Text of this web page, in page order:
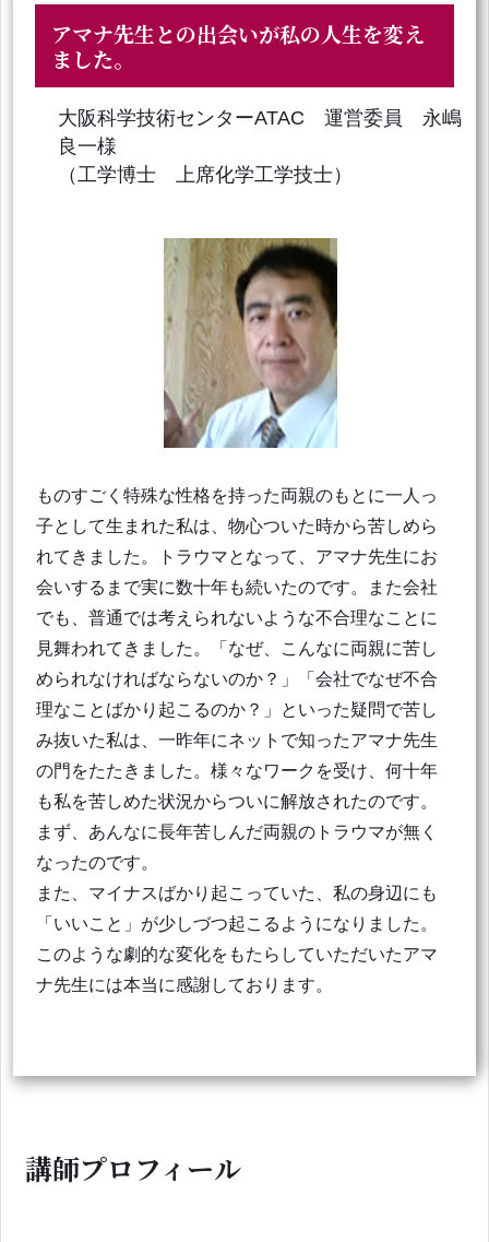
アマナ先生との出会いが私の人生を変え
ました。
大阪科学技術センターATAC 運営委員 永嶋
良一様
（工学博士 上席化学工学技士）
ものすごく特殊な性格を持った両親のもとに一人っ
子として生まれた私は、物心ついた時から苦しめら
れてきました。トラウマとなって、アマナ先生にお
会いするまで実に数十年も続いたのです。また会社
でも、普通では考えられないような不合理なことに
見舞われてきました。「なぜ、こんなに両親に苦し
められなければならないのか？」「会社でなぜ不合
理なことばかり起こるのか？」といった疑問で苦し
み抜いた私は、一昨年にネットで知ったアマナ先生
の門をたたきました。様々なワークを受け、何十年
も私を苦しめた状況からついに解放されたのです。
まず、あんなに長年苦しんだ両親のトラウマが無く
なったのです。
また、マイナスばかり起こっていた、私の身辺にも
「いいこと」が少しづつ起こるようになりました。
このような劇的な変化をもたらしていただいたアマ
ナ先生には本当に感謝しております。
講師プロフィール